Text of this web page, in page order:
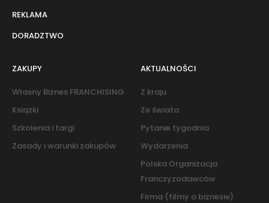
REKLAMA
DORADZTWO
ZAKUPY
Własny Biznes FRANCHISING
Książki
Szkolenia i targi
Zasady i warunki zakupów
AKTUALNOŚCI
Z kraju
Ze świata
Pytanie tygodnia
Wydarzenia
Polska Organizacja
Franczyzodawców
Firma (filmy o biznesie)